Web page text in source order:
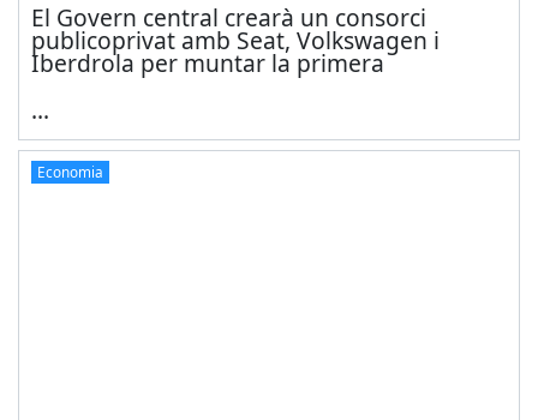
El Govern central crearà un consorci
publicoprivat amb Seat, Volkswagen i
Iberdrola per muntar la primera
...
Economia